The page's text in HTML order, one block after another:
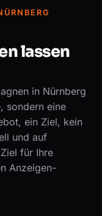
lassen
in Nürnberg
sondern eine
ein Ziel, kein
und auf
für Ihre
Anzeigen-